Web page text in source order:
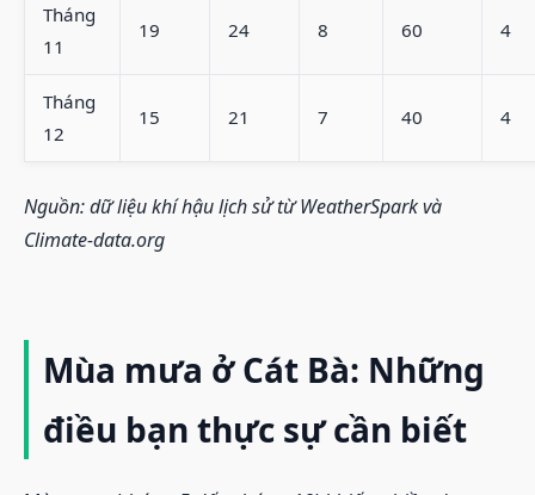
Tháng
11
19 24 8 60 4
Tháng
12
15 21 7 40 4
Nguồn: dữ liệu khí hậu lịch sử từ WeatherSpark và
Climate-data.org
Mùa mưa ở Cát Bà: Những
điều bạn thực sự cần biết